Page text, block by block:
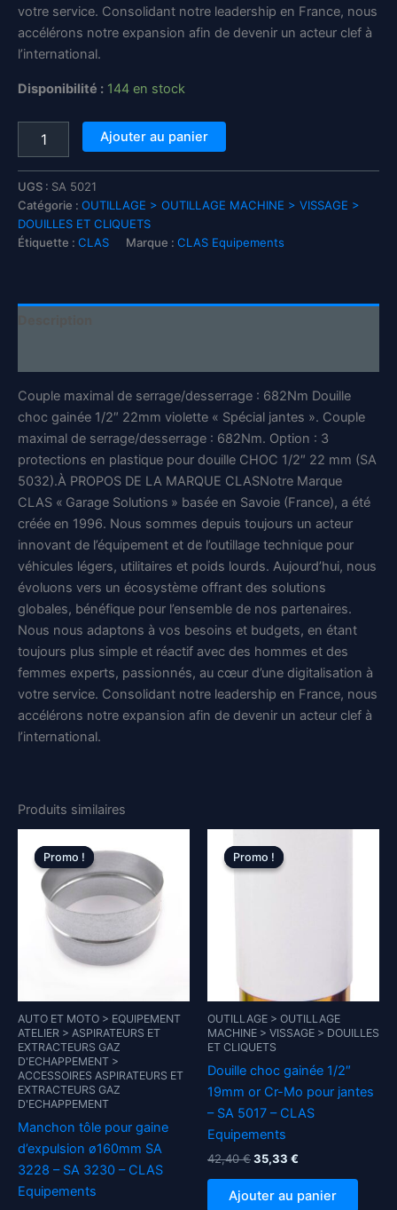
votre service. Consolidant notre leadership en France, nous
accélérons notre expansion afin de devenir un acteur clef à
l’international.
Disponibilité : 144 en stock
choc
gainée
1/2"
22mm
violette
pour
-
CLAS
Equipements
Ajouter au panier
UGS : SA 5021
Catégorie : OUTILLAGE > OUTILLAGE MACHINE > VISSAGE >
DOUILLES ET CLIQUETS
Étiquette : CLAS Marque : CLAS Equipements
Couple maximal de serrage/desserrage : 682Nm Douille
choc gainée 1/2″ 22mm violette « Spécial jantes ». Couple
maximal de serrage/desserrage : 682Nm. Option : 3
protections en plastique pour douille CHOC 1/2″ 22 mm (SA
5032).À PROPOS DE LA MARQUE CLASNotre Marque
CLAS « Garage Solutions » basée en Savoie (France), a été
créée en 1996. Nous sommes depuis toujours un acteur
innovant de l’équipement et de l’outillage technique pour
véhicules légers, utilitaires et poids lourds. Aujourd’hui, nous
évoluons vers un écosystème offrant des solutions
globales, bénéfique pour l’ensemble de nos partenaires.
Nous nous adaptons à vos besoins et budgets, en étant
toujours plus simple et réactif avec des hommes et des
femmes experts, passionnés, au cœur d’une digitalisation à
votre service. Consolidant notre leadership en France, nous
accélérons notre expansion afin de devenir un acteur clef à
l’international.
Produits similaires
Promo !
Promo !
AUTO ET MOTO > EQUIPEMENT
ATELIER > ASPIRATEURS ET
EXTRACTEURS GAZ
D'ECHAPPEMENT >
ACCESSOIRES ASPIRATEURS ET
EXTRACTEURS GAZ
D'ECHAPPEMENT
Manchon tôle pour gaine
d’expulsion ø160mm SA
3228 – SA 3230 – CLAS
Equipements
Promo !
Promo !
OUTILLAGE > OUTILLAGE
MACHINE > VISSAGE > DOUILLES
ET CLIQUETS
Douille choc gainée 1/2″
19mm or Cr-Mo pour jantes
– SA 5017 – CLAS
Equipements
42,40€Le
initial
était :
35,33 €
actuel
est :
Ajouter au panier